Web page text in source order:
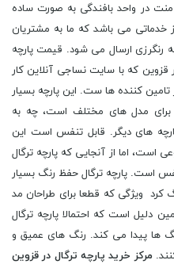
در واحد بافندگی به صورت ساده
خدماتی می باشد که ما به مشتریان
رنگرزی ارسال می شود. قیمت پارچه
قزوین که با سایت نساجی آنلاین کار
کننده ها ست. این پارچه بسیار
مدل های مختلف است، چه به
های دیگر. قابل تنفس است این
است، اما از آنجایی که پارچه ترگال
است. پارچه ترگال حفظ رنگ بسیار
کرد ویژگی که قطعا برای طراحان مد
است که احتمالا پارچه ترگال
ها پیدا می کند. رنگ های عمیق و
مرکز خرید پارچه ترگال در قزوین